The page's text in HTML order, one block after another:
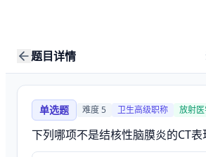
题目详情
单选题 难度5 卫生高级职称 放射
下列哪项不是结核性脑膜炎的CT表